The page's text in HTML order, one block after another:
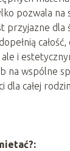
pozwala na
przyjazne dla
i
na wspólne
dla całej